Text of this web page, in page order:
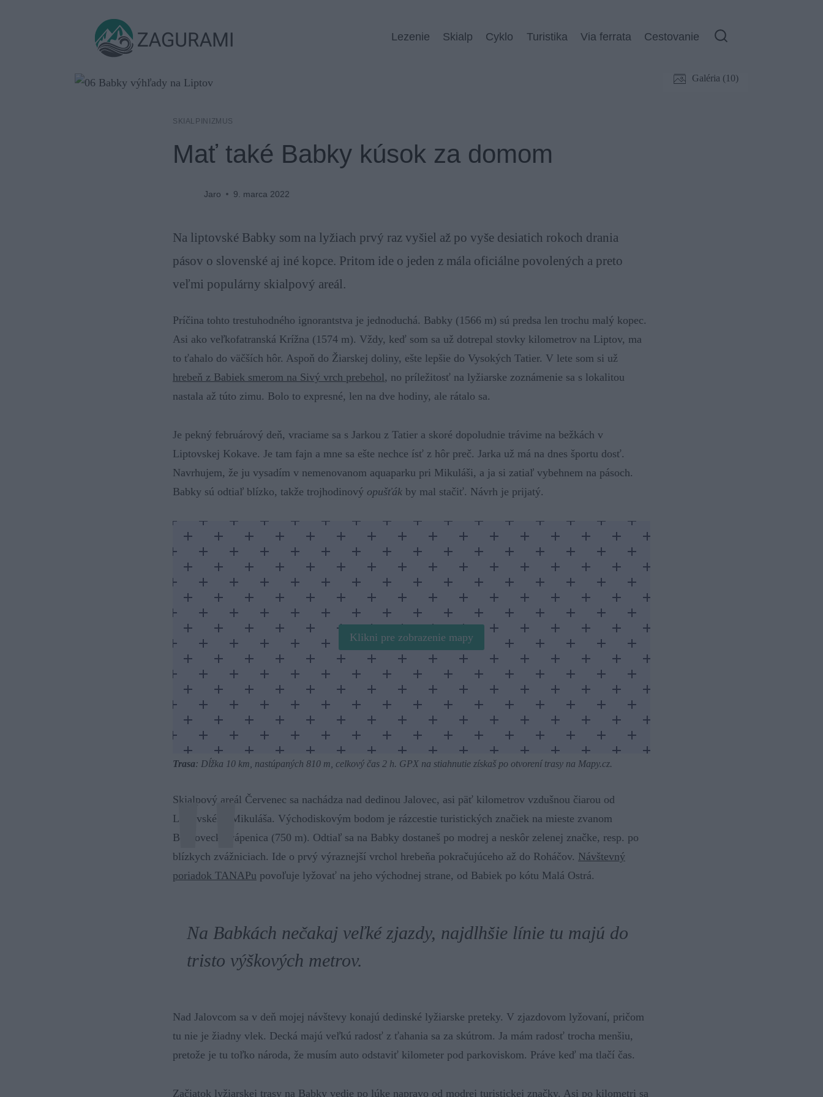
ZAGURAMI Lezenie Skialp Cyklo Turistika Via ferrata Cestovanie
Galéria (10)
SKIALPINIZMUS
Mať také Babky kúsok za domom
Jaro 9. marca 2022
Na liptovské Babky som na lyžiach prvý raz vyšiel až po vyše desiatich rokoch drania
pásov o slovenské aj iné kopce. Pritom ide o jeden z mála oficiálne povolených a preto
veľmi populárny skialpový areál.
Príčina tohto trestuhodného ignorantstva je jednoduchá. Babky (1566 m) sú predsa len trochu malý kopec.
Asi ako veľkofatranská Krížna (1574 m). Vždy, keď som sa už dotrepal stovky kilometrov na Liptov, ma
to ťahalo do väčších hôr. Aspoň do Žiarskej doliny, ešte lepšie do Vysokých Tatier. V lete som si už
hrebeň z Babiek smerom na Sivý vrch prebehol, no príležitosť na lyžiarske zoznámenie sa s lokalitou
nastala až túto zimu. Bolo to expresné, len na dve hodiny, ale rátalo sa.
Je pekný februárový deň, vraciame sa s Jarkou z Tatier a skoré dopoludnie trávime na bežkách v
Liptovskej Kokave. Je tam fajn a mne sa ešte nechce ísť z hôr preč. Jarka už má na dnes športu dosť.
Navrhujem, že ju vysadím v nemenovanom aquaparku pri Mikuláši, a ja si zatiaľ vybehnem na pásoch.
Babky sú odtiaľ blízko, takže trojhodinový opušťák by mal stačiť. Návrh je prijatý.
Klikni pre zobrazenie mapy
Trasa: Dĺžka 10 km, nastúpaných 810 m, celkový čas 2 h. GPX na stiahnutie získaš po otvorení trasy na Mapy.cz.
Skialpový areál Červenec sa nachádza nad dedinou Jalovec, asi päť kilometrov vzdušnou čiarou od
Liptovského Mikuláša. Východiskovým bodom je rázcestie turistických značiek na mieste zvanom
Bobrovecká vápenica (750 m). Odtiaľ sa na Babky dostaneš po modrej a neskôr zelenej značke, resp. po
blízkych zvážniciach. Ide o prvý výraznejší vrchol hrebeňa pokračujúceho až do Roháčov. Návštevný
poriadok TANAPu povoľuje lyžovať na jeho východnej strane, od Babiek po kótu Malá Ostrá.
Na Babkách nečakaj veľké zjazdy, najdlhšie línie tu majú do
tristo výškových metrov.
Nad Jalovcom sa v deň mojej návštevy konajú dedinské lyžiarske preteky. V zjazdovom lyžovaní, pričom
tu nie je žiadny vlek. Decká majú veľkú radosť z ťahania sa za skútrom. Ja mám radosť trocha menšiu,
pretože je tu toľko národa, že musím auto odstaviť kilometer pod parkoviskom. Práve keď ma tlačí čas.
Začiatok lyžiarskej trasy na Babky vedie po lúke napravo od modrej turistickej značky. Asi po kilometri sa